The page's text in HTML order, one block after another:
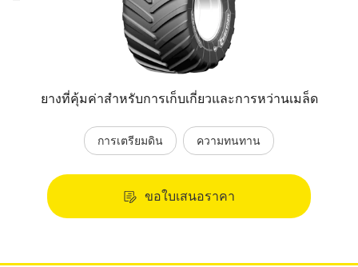
ยางที่คุ้มค่าสำหรับการเก็บเกี่ยวและการหว่านเมล็ด
การเตรียมดิน ความทนทาน
ขอใบเสนอราคา